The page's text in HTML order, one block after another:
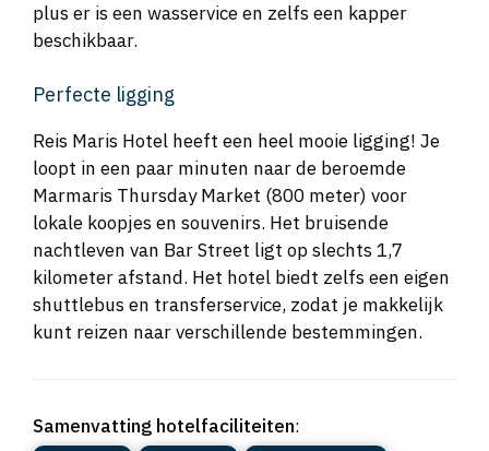
plus er is een wasservice en zelfs een kapper
beschikbaar.
Perfecte ligging
Reis Maris Hotel heeft een heel mooie ligging! Je
loopt in een paar minuten naar de beroemde
Marmaris Thursday Market (800 meter) voor
lokale koopjes en souvenirs. Het bruisende
nachtleven van Bar Street ligt op slechts 1,7
kilometer afstand. Het hotel biedt zelfs een eigen
shuttlebus en transferservice, zodat je makkelijk
kunt reizen naar verschillende bestemmingen.
Samenvatting hotelfaciliteiten: